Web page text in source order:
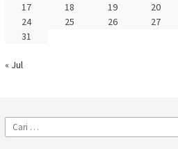
17
18 19 20
24
25 26 27
31
« Jul
Cari
untuk: